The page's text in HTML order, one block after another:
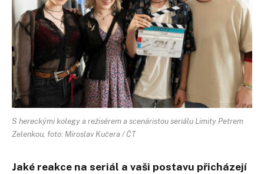
S hereckými kolegy a režisérem a scenáristou seriálu Limity Petrem
Zelenkou, foto: Miroslav Kučera / ČT
Jaké reakce na seriál a vaši postavu přicházejí